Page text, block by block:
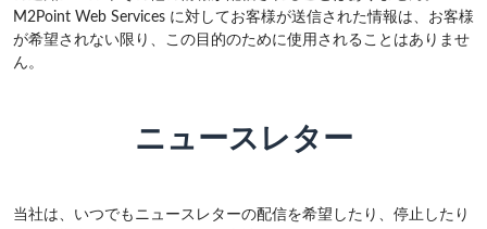
M2Point Web Services に対してお客様が送信された情報は、お客様
が希望されない限り、この目的のために使用されることはありませ
ん。
ニュースレター
当社は、いつでもニュースレターの配信を希望したり、停止したり